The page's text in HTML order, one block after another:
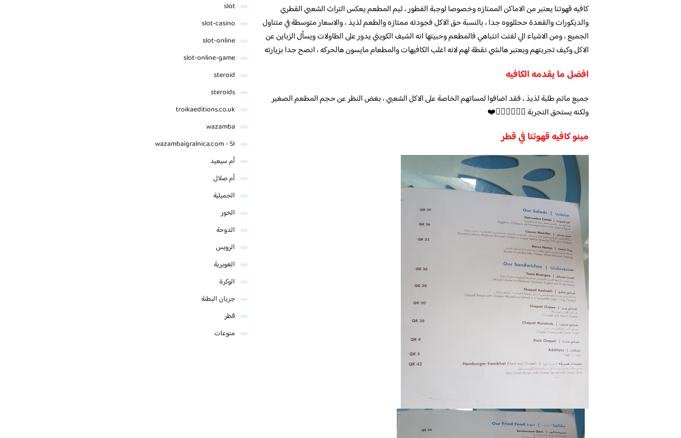
كافيه قهوتنا يعتبر من الاماكن الممتازه وخصوصا لوجبة الفطور ، ثيم المطعم يعكس التراث الشعبي القطري
والديكورات والقعدة ححللووه جدا ، بالنسبة حق الاكل فجودته ممتازه والطعم لذيذ ، والاسعار متوسطة في متناول
الجميع ، ومن الاشياء الي لفتت انتباهي فالمطعم وحبيتها انه الشيف الكويتي يدور على الطاولات ويسأل الزباين عن
الاكل وكيف تجربتهم ويعتبر هالشي نقطة لهم لانه اغلب الكافيهات والمطعام مايسون هالحركه ، انصح جدا بزيارته
افضل ما يقدمه الكافيه
جميع ماتم طلبة لذيذ ، فقد اضافوا لمساتهم الخاصة على الاكل الشعبي ، بغض النظر عن حجم المطعم الصغير
ولكنه يستحق التجربة 👍🏼👍🏼👍🏼❤️
مينو كافيه قهوتنا في قطر
slot
slot-casino
slot-online
slot-online-game
steroid
steroids
troikaeditions.co.uk
wazamba
wazambaigralnica.com - SI
أم سيعيد
أم صلال
الجميلية
الخور
الدوحة
الرويس
الغويرية
الوكرة
جريان البطنة
قطر
منوعات